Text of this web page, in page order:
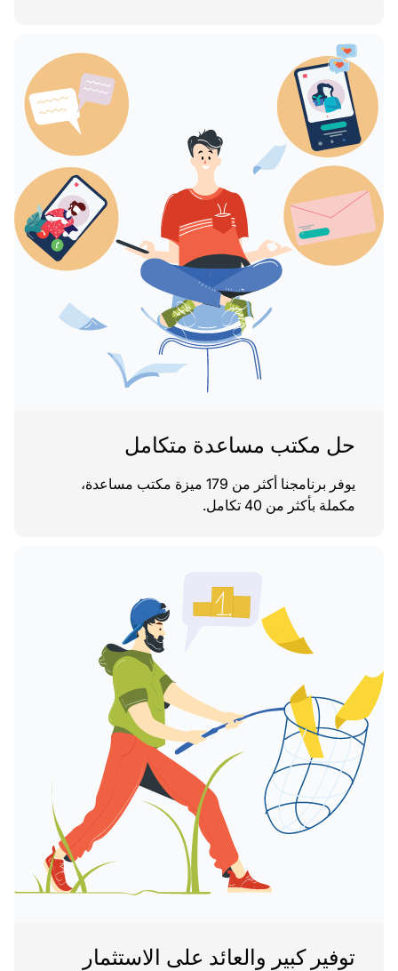
حل مكتب مساعدة متكامل
يوفر برنامجنا أكثر من 179 ميزة مكتب مساعدة،
مكملة بأكثر من 40 تكامل.
توفير كبير والعائد على الاستثمار